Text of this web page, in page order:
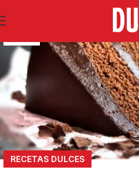
RECETAS DULCES